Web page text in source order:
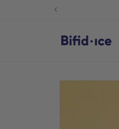
directamente